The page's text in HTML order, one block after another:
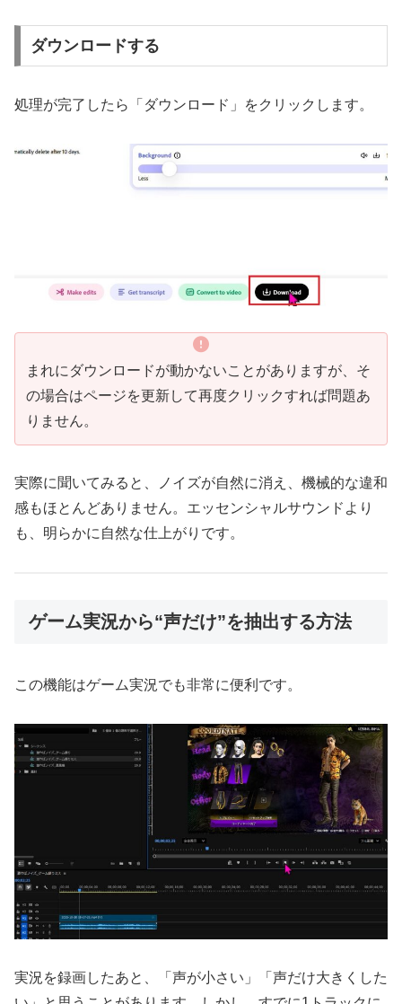
ダウンロードする
処理が完了したら「ダウンロード」をクリックします。
まれにダウンロードが動かないことがありますが、そ
の場合はページを更新して再度クリックすれば問題あ
りません。
実際に聞いてみると、ノイズが自然に消え、機械的な違和
感もほとんどありません。エッセンシャルサウンドより
も、明らかに自然な仕上がりです。
ゲーム実況から“声だけ”を抽出する方法
この機能はゲーム実況でも非常に便利です。
実況を録画したあと、「声が小さい」「声だけ大きくした